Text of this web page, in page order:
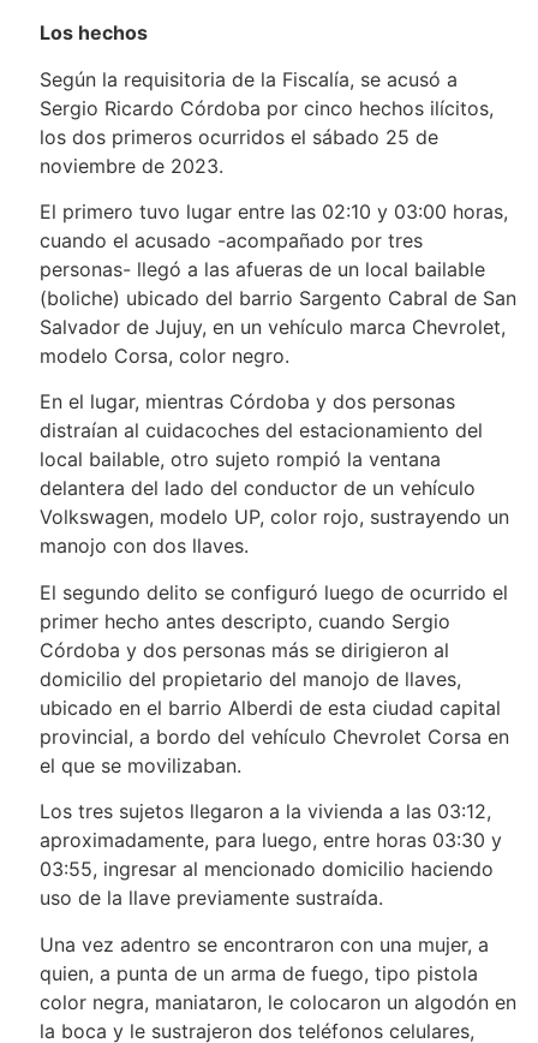
Los hechos
Según la requisitoria de la Fiscalía, se acusó a
Sergio Ricardo Córdoba por cinco hechos ilícitos,
los dos primeros ocurridos el sábado 25 de
noviembre de 2023.
El primero tuvo lugar entre las 02:10 y 03:00 horas,
cuando el acusado -acompañado por tres
personas- llegó a las afueras de un local bailable
(boliche) ubicado del barrio Sargento Cabral de San
Salvador de Jujuy, en un vehículo marca Chevrolet,
modelo Corsa, color negro.
En el lugar, mientras Córdoba y dos personas
distraían al cuidacoches del estacionamiento del
local bailable, otro sujeto rompió la ventana
delantera del lado del conductor de un vehículo
Volkswagen, modelo UP, color rojo, sustrayendo un
manojo con dos llaves.
El segundo delito se configuró luego de ocurrido el
primer hecho antes descripto, cuando Sergio
Córdoba y dos personas más se dirigieron al
domicilio del propietario del manojo de llaves,
ubicado en el barrio Alberdi de esta ciudad capital
provincial, a bordo del vehículo Chevrolet Corsa en
el que se movilizaban.
Los tres sujetos llegaron a la vivienda a las 03:12,
aproximadamente, para luego, entre horas 03:30 y
03:55, ingresar al mencionado domicilio haciendo
uso de la llave previamente sustraída.
Una vez adentro se encontraron con una mujer, a
quien, a punta de un arma de fuego, tipo pistola
color negra, maniataron, le colocaron un algodón en
la boca y le sustrajeron dos teléfonos celulares,